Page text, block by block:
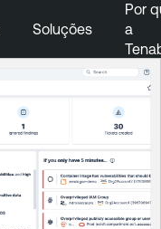
Soluções
Por
a